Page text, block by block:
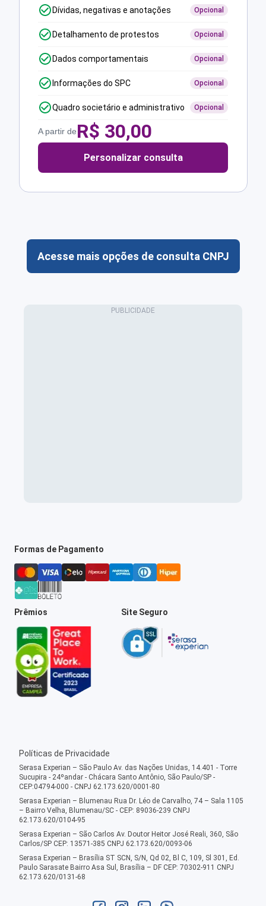
Dívidas, negativas e anotações Opcional
Detalhamento de protestos Opcional
Dados comportamentais Opcional
Informações do SPC Opcional
Quadro societário e administrativo Opcional
A partir deR$ 30,00
Personalizar consulta
Acesse mais opções de consulta CNPJ
Formas de Pagamento
Prêmios Site Seguro
Políticas de Privacidade
Serasa Experian – São Paulo Av. das Nações Unidas, 14.401 - Torre
Sucupira - 24ºandar - Chácara Santo Antônio, São Paulo/SP -
CEP:04794-000 - CNPJ 62.173.620/0001-80
Serasa Experian – Blumenau Rua Dr. Léo de Carvalho, 74 – Sala 1105
– Bairro Velha, Blumenau/SC - CEP: 89036-239 CNPJ
62.173.620/0104-95
Serasa Experian – São Carlos Av. Doutor Heitor José Reali, 360, São
Carlos/SP CEP: 13571-385 CNPJ 62.173.620/0093-06
Serasa Experian – Brasília ST SCN, S/N, Qd 02, Bl C, 109, Sl 301, Ed.
Paulo Sarasate Bairro Asa Sul, Brasília – DF CEP: 70302-911 CNPJ
62.173.620/0131-68